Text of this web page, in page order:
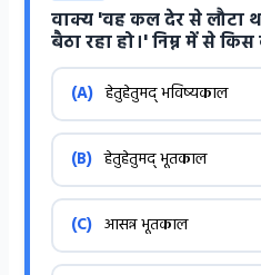
वाक्य 'वह कल देर से लौटा
बैठा रहा हो।' निम्न में से
(A) हेतुहेतुमद् भविष्यकाल
(B) हेतुहेतुमद् भूतकाल
(C) आसन्न भूतकाल